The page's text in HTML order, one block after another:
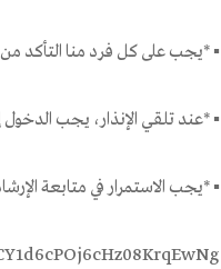
▪️ *يجب على كل فرد منا التأكد
▪️ *عند تلقي الإنذار، يجب الدخول إلى
▪️ *يجب الاستمرار في متابعة